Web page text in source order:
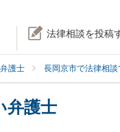
法律相談を投稿
護士 長岡京市で法律相
弁護士